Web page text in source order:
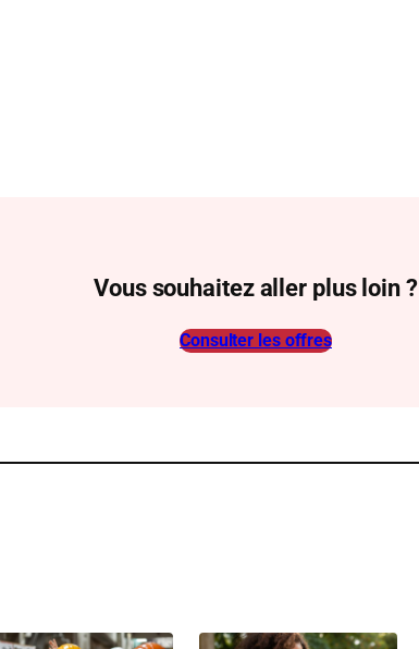
Vous souhaitez aller plus loin ?
Consulter les offres